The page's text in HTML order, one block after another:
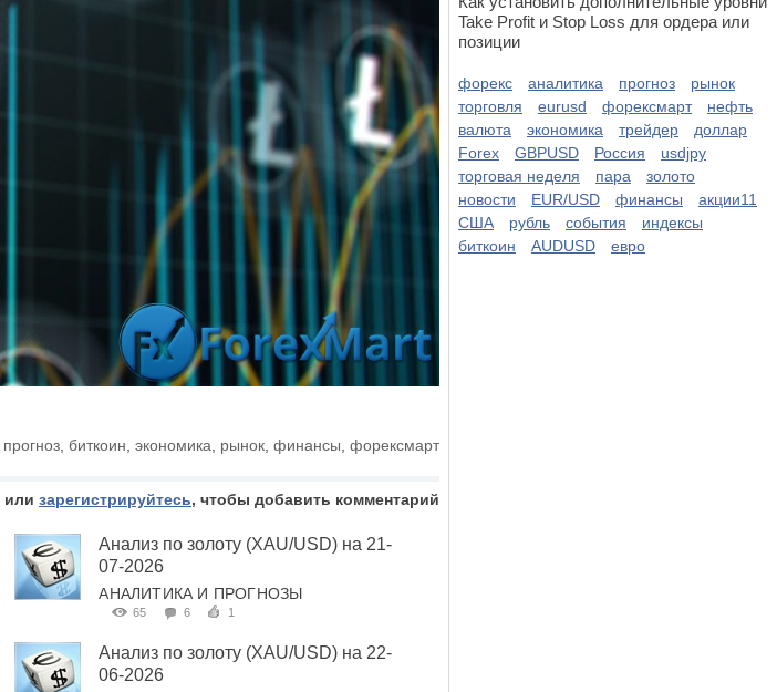
прогноз биткоин экономика рынок финансы форексмарт
или зарегистрируйтесь, чтобы добавить комментарий
Анализ по золоту (XAU/USD) на 21-
07-2026
АНАЛИТИКА И ПРОГНОЗЫ
65 6 1
Анализ по золоту (XAU/USD) на 22-
06-2026
Take Profit и Stop Loss для ордера или
позиции
форекс аналитика прогноз
рынок
торговля
eurusd форексмарт
нефть
валюта
экономика трейдер
доллар
Forex
GBPUSD Россия
usdjpy
торговая неделя
пара
золото
новости
EUR/USD финансы
акции11
США
рубль события
индексы
биткоин
AUDUSD евро